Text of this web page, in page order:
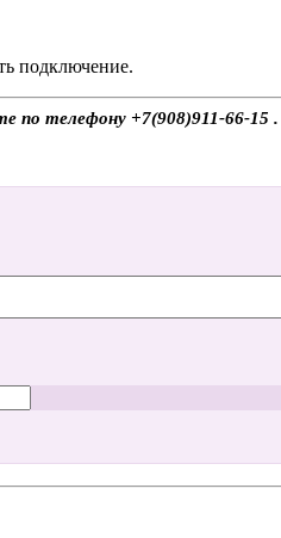
подключение.
по телефону +7(908)911-66-